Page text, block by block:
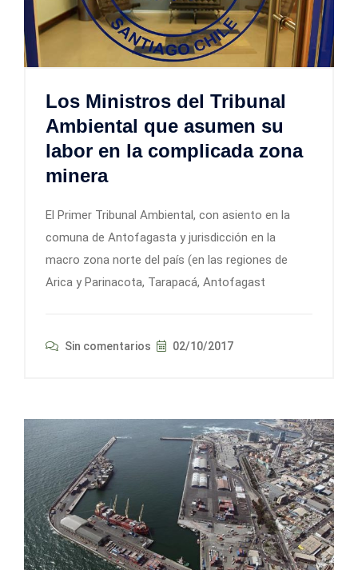
Los Ministros del Tribunal
Ambiental que asumen su
labor en la complicada zona
minera
El Primer Tribunal Ambiental, con asiento en la
comuna de Antofagasta y jurisdicción en la
macro zona norte del país (en las regiones de
Arica y Parinacota, Tarapacá, Antofagast
Sin comentarios 02/10/2017